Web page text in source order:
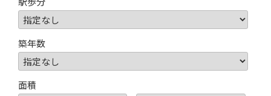
築年数
面積